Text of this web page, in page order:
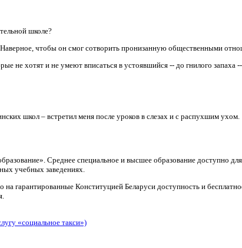
школе?
чтобы он смог сотворить пронизанную общественными
не хотят и не умеют вписаться в устоявшийся -- до гнилого запаха
школ – встретил меня после уроков в слезах и с распухшим ухом.
Среднее специальное и высшее образование доступно
учебных заведениях.
гарантированные Конституцией Беларуси доступность и
«социальное такси»)